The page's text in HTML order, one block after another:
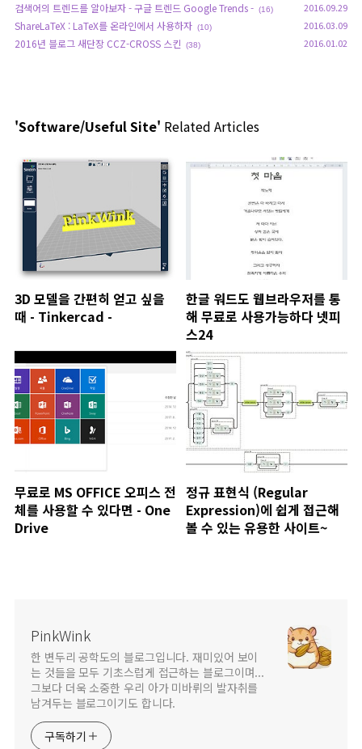
검색어의 트렌드를 알아보자 - 구글 트렌드 Google Trends - (16) 2016.09.29
ShareLaTeX : LaTeX를 온라인에서 사용하자 (10) 2016.03.09
2016년 블로그 새단장 CCZ-CROSS 스킨 (38) 2016.01.02
'Software/Useful Site' Related Articles
3D 모델을 간편히 얻고 싶을
때 - Tinkercad -
한글 워드도 웹브라우저를 통
해 무료로 사용가능하다 넷피
스24
무료로 MS OFFICE 오피스 전
체를 사용할 수 있다면 - One
Drive
정규 표현식 (Regular
Expression)에 쉽게 접근해
볼 수 있는 유용한 사이트~
PinkWink
한 변두리 공학도의 블로그입니다. 재미있어 보이
는 것들을 모두 기초스럽게 접근하는 블로그이며...
그보다 더욱 소중한 우리 아가 미바뤼의 발자취를
남겨두는 블로그이기도 합니다.
구독하기